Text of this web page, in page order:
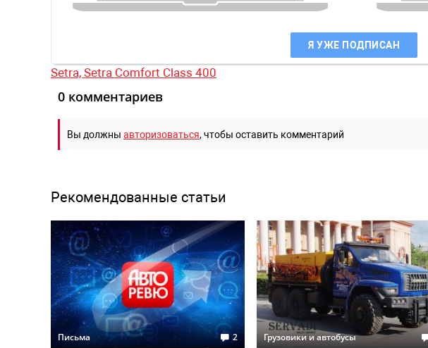
Я УЖЕ ПОДПИСАН
Setra, Setra Comfort Class 400
0 комментариев
Вы должны авторизоваться, чтобы оставить комментарий
Рекомендованные статьи
Письма 2 Грузовики и автобусы